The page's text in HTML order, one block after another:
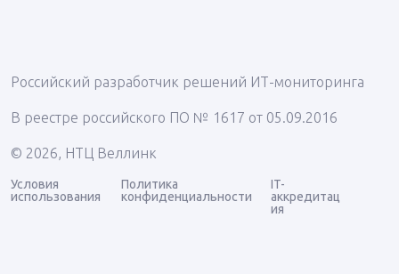
Российский разработчик решений ИТ-мониторинга
В реестре российского ПО № 1617 от 05.09.2016
© 2026, НТЦ Веллинк
Условия
использования
Политика
конфиденциальности
IT-
аккредитац
ия